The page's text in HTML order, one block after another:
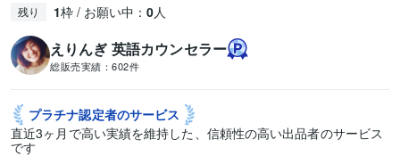
残り 1枠 / お願い中： 0人
えりんぎ 英語カウンセラー
総販売実績： 602件
プラチナ認定者のサービス
直近3ヶ月で高い実績を維持した、信頼性の高い出品者のサービス
です